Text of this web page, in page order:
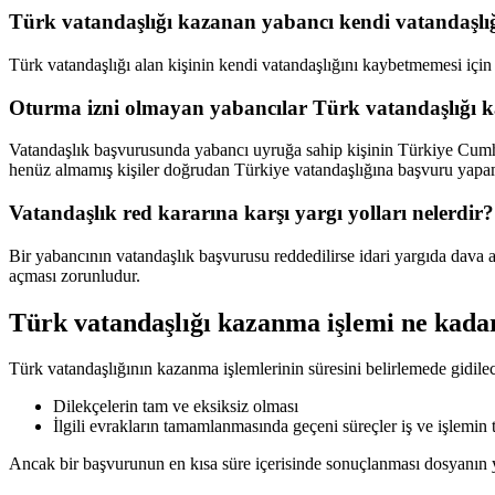
Türk vatandaşlığı kazanan yabancı kendi
Türk vatandaşlığı alan kişinin kendi vatandaşlığını kaybetmemesi
Oturma izni olmayan yabancılar Türk vatandaşlığı
Vatandaşlık başvurusunda yabancı uyruğa sahip kişinin Türkiye
henüz almamış kişiler doğrudan Türkiye vatandaşlığına başvuru
Vatandaşlık red kararına karşı yargı yolları nelerdir?
Bir yabancının vatandaşlık başvurusu reddedilirse idari yargıda
açması zorunludur.
Türk vatandaşlığı kazanma işlemi ne
Türk vatandaşlığının kazanma işlemlerinin süresini belirlemede
Dilekçelerin tam ve eksiksiz olması
İlgili evrakların tamamlanmasında geçeni süreçler iş ve
Ancak bir başvurunun en kısa süre içerisinde sonuçlanması